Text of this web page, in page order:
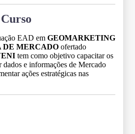
EAD em GEOMARKETING
MERCADO ofertado
tem como objetivo capacitar os
e informações de Mercado
ações estratégicas nas